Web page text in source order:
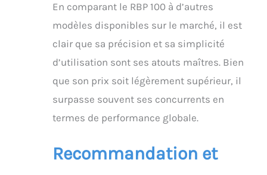
En comparant le RBP 100 à d’autres
modèles disponibles sur le marché, il est
clair que sa précision et sa simplicité
d’utilisation sont ses atouts maîtres. Bien
que son prix soit légèrement supérieur, il
surpasse souvent ses concurrents en
termes de performance globale.
Recommandation et